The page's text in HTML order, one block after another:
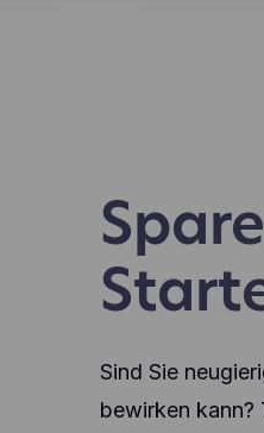
Sind Sie
bewirken kann?